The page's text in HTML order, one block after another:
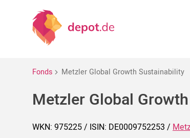
Fonds Metzler Global Growth Sustainability
Metzler Global
WKN: 975225 / ISIN: DE0009752253 /